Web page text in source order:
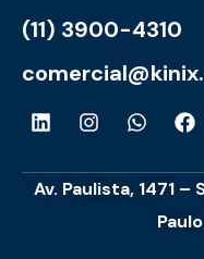
(11) 3900-4310
Av. Paulista, 1471 –